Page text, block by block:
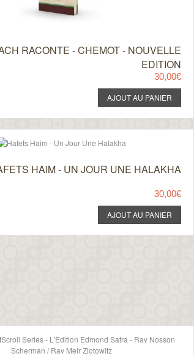
RACONTE - CHEMOT - NOUVELLE
EDITION
30,00€
HAIM - UN JOUR UNE HALAKHA
30,00€